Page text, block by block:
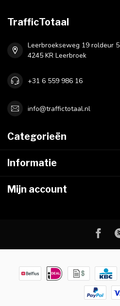
TrafficTotaal
Leerbroekseweg 19 roldeur 5
4245 KR Leerbroek
+31 6 559 986 16
info@traffictotaal.nl
Categorieën
Informatie
Mijn account